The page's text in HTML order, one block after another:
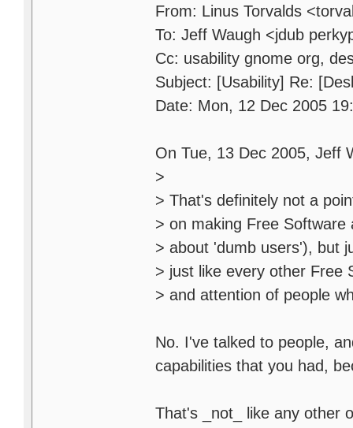
From: Linus Torvalds
To: Jeff Waugh <jdub
Cc: usability gnome org,
Subject: [Usability] Re:
Date: Mon, 12 Dec 2005
On Tue, 13 Dec 2005, Jeff
>
> That's definitely not a
> on making Free
> about 'dumb users'), but
> just like every other Free
> and attention of people
No. I've talked to people,
capabilities that you had,
That's _not_ like any other